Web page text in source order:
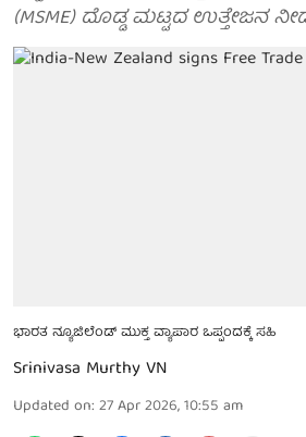
(MSME) ದೊಡ್ಡ ಮಟ್ಟದ ಉತ್ತೇಜನ
ಭಾರತ ನ್ಯೂಜಿಲೆಂಡ್ ಮುಕ್ತ ವ್ಯಾಪಾರ ಒಪ್ಪಂದಕ್ಕೆ ಸಹಿ
Srinivasa Murthy VN
Updated on: 27 Apr 2026, 10:55 am